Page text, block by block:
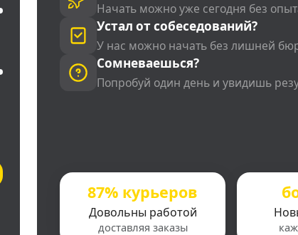
Начать можно уже сегодня без
Устал от собеседований?
У нас можно начать без лишней
Сомневаешься?
Попробуй один день и увидишь
87% курьеров
Довольны работой
доставляя заказы